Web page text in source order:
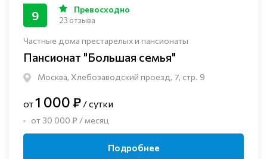
Частные дома престарелых и пансионаты
Пансионат "Большая семья"
Москва, Хлебозаводский проезд, 7, стр. 9
9 Превосходно
23 отзыва
от1 000 ₽ / сутки
от 30 000 ₽ / месяц
Подробнее